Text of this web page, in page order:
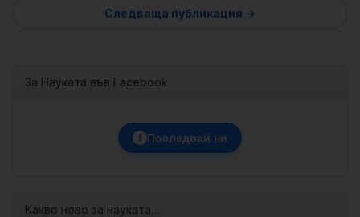
За Науката във Facebook
f Последвай ни
Какво ново за науката…